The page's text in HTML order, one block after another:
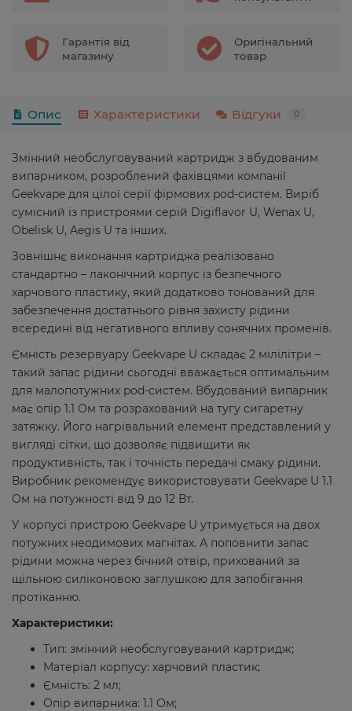
Гарантія від
магазину
Оригінальний
товар
Опис Характеристики Відгуки 0
Змінний необслуговуваний картридж з вбудованим
випарником, розроблений фахівцями компанії
Geekvape для цілої серії фірмових pod-систем. Виріб
сумісний із пристроями серій Digiflavor U, Wenax U,
Obelisk U, Aegis U та інших.
Зовнішнє виконання картриджа реалізовано
стандартно – лаконічний корпус із безпечного
харчового пластику, який додатково тонований для
забезпечення достатнього рівня захисту рідини
всередині від негативного впливу сонячних променів.
Ємність резервуару Geekvape U складає 2 мілілітри –
такий запас рідини сьогодні вважається оптимальним
для малопотужних pod-систем. Вбудований випарник
має опір 1.1 Ом та розрахований на тугу сигаретну
затяжку. Його нагрівальний елемент представлений у
вигляді сітки, що дозволяє підвищити як
продуктивність, так і точність передачі смаку рідини.
Виробник рекомендує використовувати Geekvape U 1.1
Ом на потужності від 9 до 12 Вт.
У корпусі пристрою Geekvape U утримується на двох
потужних неодимових магнітах. А поповнити запас
рідини можна через бічний отвір, прихований за
щільною силіконовою заглушкою для запобігання
протіканню.
Характеристики:
Тип: змінний необслуговуваний картридж;
Матеріал корпусу: харчовий пластик;
Ємність: 2 мл;
Опір випарника: 1.1 Ом;